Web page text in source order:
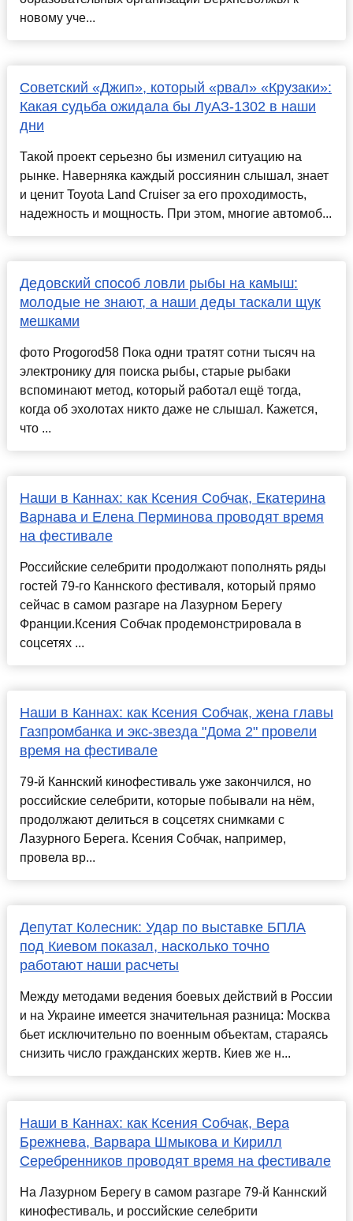
новому уче...
Советский «Джип», который «рвал» «Крузаки»:
Какая судьба ожидала бы ЛуАЗ-1302 в наши
дни
Такой проект серьезно бы изменил ситуацию на
рынке. Наверняка каждый россиянин слышал, знает
и ценит Toyota Land Cruiser за его проходимость,
надежность и мощность. При этом, многие автомоб...
Дедовский способ ловли рыбы на камыш:
молодые не знают, а наши деды таскали щук
мешками
фото Progorod58 Пока одни тратят сотни тысяч на
электронику для поиска рыбы, старые рыбаки
вспоминают метод, который работал ещё тогда,
когда об эхолотах никто даже не слышал. Кажется,
что ...
Наши в Каннах: как Ксения Собчак, Екатерина
Варнава и Елена Перминова проводят время
на фестивале
Российские селебрити продолжают пополнять ряды
гостей 79-го Каннского фестиваля, который прямо
сейчас в самом разгаре на Лазурном Берегу
Франции.Ксения Собчак продемонстрировала в
соцсетях ...
Наши в Каннах: как Ксения Собчак, жена главы
Газпромбанка и экс-звезда "Дома 2" провели
время на фестивале
79-й Каннский кинофестиваль уже закончился, но
российские селебрити, которые побывали на нём,
продолжают делиться в соцсетях снимками с
Лазурного Берега. Ксения Собчак, например,
провела вр...
Депутат Колесник: Удар по выставке БПЛА
под Киевом показал, насколько точно
работают наши расчеты
Между методами ведения боевых действий в России
и на Украине имеется значительная разница: Москва
бьет исключительно по военным объектам, стараясь
снизить число гражданских жертв. Киев же н...
Наши в Каннах: как Ксения Собчак, Вера
Брежнева, Варвара Шмыкова и Кирилл
Серебренников проводят время на фестивале
На Лазурном Берегу в самом разгаре 79-й Каннский
кинофестиваль, и российские селебрити